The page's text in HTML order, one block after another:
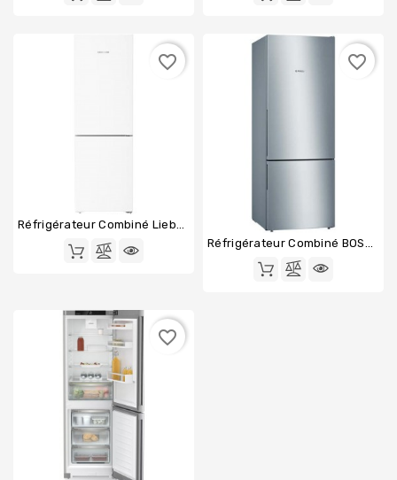
Réfrigérateur Combiné Liebherr CND1853-2
favorite_border favorite_border
favorite_border